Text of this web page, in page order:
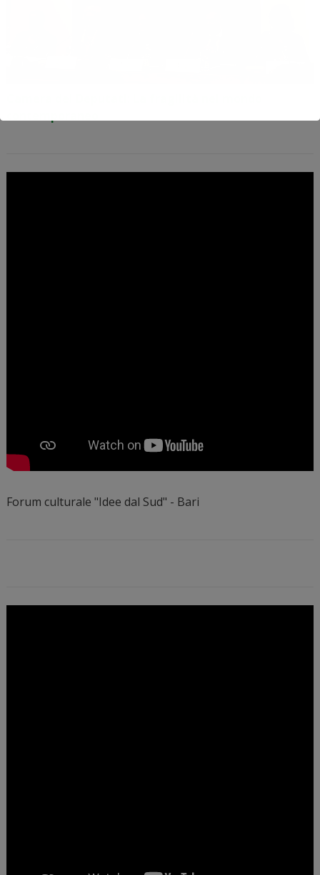
Forum culturale "Idee dal Sud" - Bari